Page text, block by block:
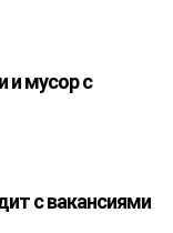
и мусор с
с вакансиями